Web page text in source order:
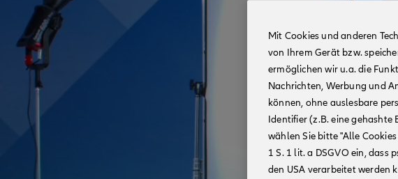
Mit Cookies und anderen
von Ihrem Gerät bzw.
ermöglichen wir u.a. die
Nachrichten, Werbung und
können, ohne auslesbare
Identifier (z.B. eine gehashte
wählen Sie bitte "Alle
1 S. 1 lit. a DSGVO ein,
den USA verarbeitet werden